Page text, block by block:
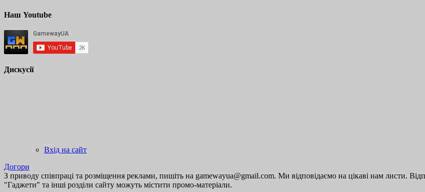
Наш Youtube
Дискусії
Вхід на сайт
Догори
З приводу співпраці та розміщення реклами, пишіть на gamewayua@gmail.com. Ми відповідаємо на цікаві нам листи.
"Гаджети" та інші розділи сайту можуть містити промо-матеріали.